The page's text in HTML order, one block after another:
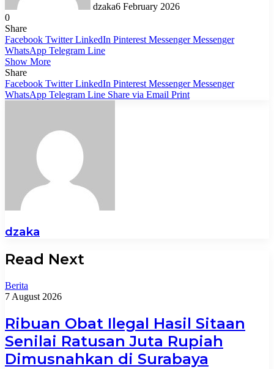
dzaka6 February 2026
0
Share
Facebook Twitter LinkedIn Pinterest Messenger Messenger
WhatsApp Telegram Line
Show More
Share
Facebook Twitter LinkedIn Pinterest Messenger Messenger
WhatsApp Telegram Line Share via Email Print
dzaka
Read Next
Berita
7 August 2026
Ribuan Obat Ilegal Hasil Sitaan
Senilai Ratusan Juta Rupiah
Dimusnahkan di Surabaya